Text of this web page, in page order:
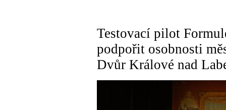
Testovací pilot
podpořit osobnosti
Dvůr Králové nad